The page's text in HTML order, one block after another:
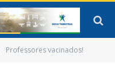
Professores vacinados!